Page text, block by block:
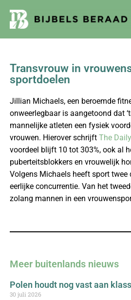
Transvrouw in
sportdoelen
Jillian Michaels, een beroemde
onweerlegbaar is aangetoond dat
mannelijke atleten een fysiek
vrouwen. Hierover schrijft The
voordeel blijft 10 tot 303%, ook al
puberteitsblokkers en vrouwelijk
Volgens Michaels heeft sport twee
eerlijke concurrentie. Van het
zolang mannen in een
Meer buitenlands nieuws
Polen houdt nog vast aan
30 juli 2026